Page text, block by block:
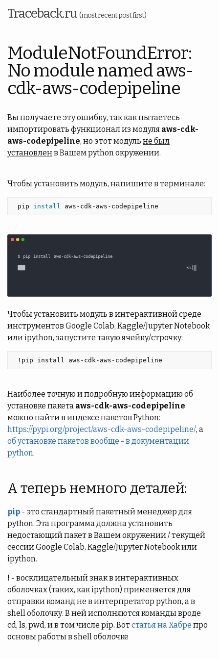
Traceback.ru (most recent post first)
ModuleNotFoundError:
No module named aws-
cdk-aws-codepipeline
Вы получаете эту ошибку, так как пытаетесь
импортировать функционал из модуля aws-cdk-
aws-codepipeline, но этот модуль не был
установленв Вашем python окружении.
Чтобы установить модуль, напишите в терминале:
pip install aws-cdk-aws-codepipeline
Чтобы установить модуль в интерактивной среде
инструментов Google Colab, Kaggle/Jupyter Notebook
или ipython, запустите такую ячейку/строчку:
!pip install aws-cdk-aws-codepipeline
Наиболее точную и подробную информацию об
установке пакета aws-cdk-aws-codepipeline
можно найти в индексе пакетов Python:
https://pypi.org/project/aws-cdk-aws-codepipeline/, а
об установке пакетов вообще - в документации
python.
А теперь немного деталей:
pip - это стандартный пакетный менеджер для
python. Эта программа должна установить
недостающий пакет в Вашем окружении / текущей
сессии Google Colab, Kaggle/Jupyter Notebook или
ipython.
! - восклицательный знак в интерактивных
оболочках (таких, как ipython) применяется для
отправки команд не в интерпретатор python, а в
shell оболочку. В ней исполняются команды вроде
cd, ls, pwd, и в том числе pip. Вотстатья на Хабре про
основы работы в shell оболочке